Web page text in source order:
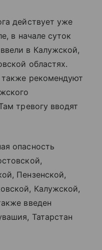
действует уже
в начале суток
в Калужской,
областях.
рекомендуют
тревогу вводят
опасность
Пензенской,
Калужской,
введен
Татарстан